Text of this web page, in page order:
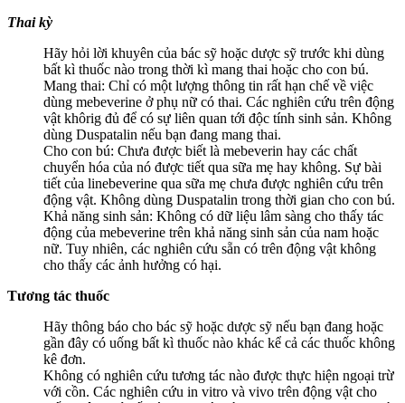
Thai kỳ
Hãy hỏi lời khuyên của bác sỹ hoặc dược sỹ trước khi dùng
bất kì thuốc nào trong thời kì mang thai hoặc cho con bú.
Mang thai: Chỉ có một lượng thông tin rất hạn chế về việc
dùng mebeverine ở phụ nữ có thai. Các nghiên cứu trên động
vật khôrig đủ để có sự liên quan tới độc tính sinh sản. Không
dùng Duspatalin nếu bạn đang mang thai.
Cho con bú: Chưa được biết là mebeverin hay các chất
chuyển hóa của nó được tiết qua sữa mẹ hay không. Sự bài
tiết của linebeverine qua sữa mẹ chưa được nghiên cứu trên
động vật. Không dùng Duspatalin trong thời gian cho con bú.
Khả năng sinh sản: Không có dữ liệu lâm sàng cho thấy tác
động của mebeverine trên khả năng sinh sản của nam hoặc
nữ. Tuy nhiên, các nghiên cứu sẵn có trên động vật không
cho thấy các ảnh hưởng có hại.
Tương tác thuốc
Hãy thông báo cho bác sỹ hoặc dược sỹ nếu bạn đang hoặc
gần đây có uống bất kì thuốc nào khác kể cả các thuốc không
kê đơn.
Không có nghiên cứu tương tác nào được thực hiện ngoại trừ
với cồn. Các nghiên cứu in vitro và vivo trên động vật cho